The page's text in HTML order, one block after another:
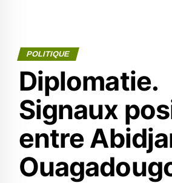
POLITIQUE
Diplomatie.
Signaux
entre